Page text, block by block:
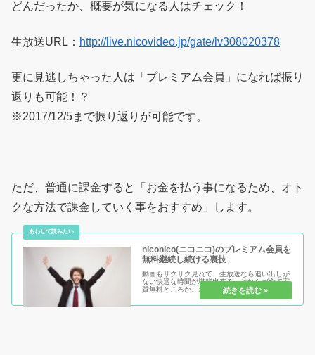
どんだったか、概要が気になる人はチェック！
生放送URL： http://live.nicovideo.jp/gate/lv308020378
更に見逃しちゃった人は「プレミアム会員」になれば振り
返りも可能！？
※2017/12/5まで振り返りが可能です。
ただ、普通に課金すると「お金を払う事になるため、オト
クな方法で課金していく事をおすすめ」します。
niconico(ニコニコ)のプレミアム会員を
無料継続し続ける裏技
動画もサクサク見れて、生放送なら追い出しが
ない快適な時間が堪能出来る。それらが全て実
質無料ところか、お金まで貰えちゃう方法があ
ります。しかも、無料で継続し続ける裏技も記
載中！ぜひ一緒にどんどんニコニコ動画、生放